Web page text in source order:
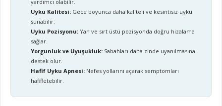
yardımcı olabilir.
Uyku Kalitesi: Gece boyunca daha kaliteli ve kesintisiz uyku
sunabilir.
Uyku Pozisyonu: Yan ve sırt üstü pozisyonda doğru hizalama
sağlar.
Yorgunluk ve Uyuşukluk: Sabahları daha zinde uyanılmasına
destek olur.
Hafif Uyku Apnesi: Nefes yollarını açarak semptomları
hafifletebilir.